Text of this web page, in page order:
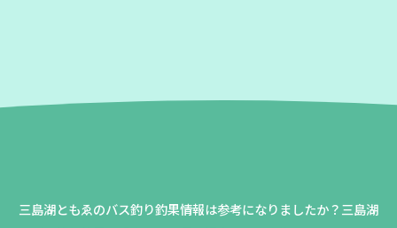
三島湖ともゑのバス釣り釣果情報は参考になりましたか？三島湖